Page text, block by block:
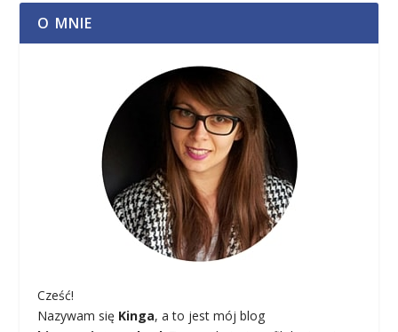
O MNIE
Cześć!
Nazywam się Kinga, a to jest mój blog